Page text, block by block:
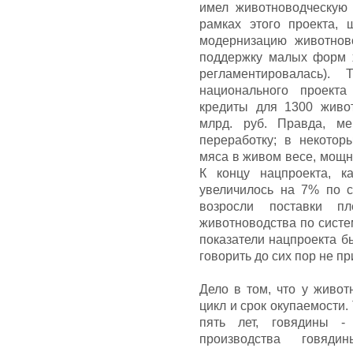
имел
рамках этого проекта,
модернизацию
поддержку малых форм
национального
кредиты для 1300
млрд. руб. Правда,
переработку; в
мяса в живом весе,
К концу нацпроекта,
увеличилось на 7% по
возросли поставки
животноводства по
показатели нацпроекта
говорить до сих пор не
Дело в том, что у
цикл и срок
пять лет, говядины -
производства